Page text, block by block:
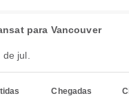
para Vancouver
jul.
Chegadas